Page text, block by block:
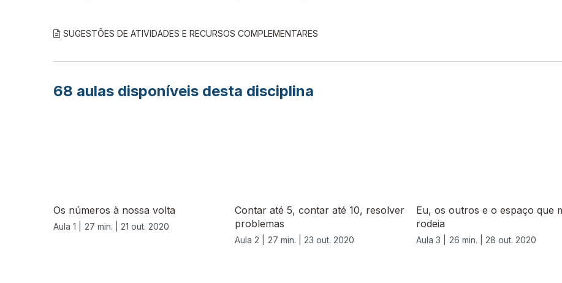
SUGESTÕES DE ATIVIDADES E RECURSOS COMPLEMENTARES
68 aulas disponíveis desta disciplina
Os números à nossa volta
Aula 1 | 27 min. | 21 out. 2020
Contar até 5, contar até 10, resolver
problemas
Aula 2 | 27 min. | 23 out. 2020
Eu, os outros e o espaço que
rodeia
Aula 3 | 26 min. | 28 out. 2020